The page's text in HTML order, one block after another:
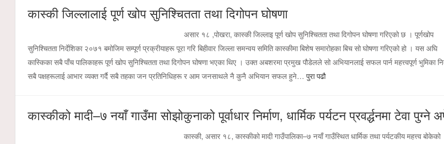
कास्की जिल्लालाई पूर्ण खोप सुनिश्चितता तथा दिगोपन घोषणा
असार १८ ,पोखरा, कास्की जिल्लाइ पूर्ण खोप सुनिश्चितता तथा दिगोपन घोषणा गरिएको छ । पूर्णखोप
सुनिश्चितता निर्देशिका २०७१ बमोजिम सम्पूर्ण प्रक्रीयाहरू पूरा गरि बिहीवार जिल्ला समन्वय समिति कास्कीमा बिशेष समारोहका बिच सो घोषणा गरिएको हो । यस अघि
कास्किका सबै पाँच पालिकाहरू पूर्ण खोप सुनिश्चितता तथा दिगोपन घोषणा भएका थिए । उक्त अबशरमा प्रमुख पौडेलले सो अभियानलाई सफल पार्न महत्त्वपूर्ण भुमिका
सबै पक्षहरूलाई आभार व्यक्त गर्दै सबै तहका जन प्रतिनिधिहरू र आम जनसाथले नै कुनै अभियान सफल हुने…पुरा पढौ
कास्कीको मादी–७ नयाँ गाउँमा सोझोकुनाको पूर्वाधार निर्माण, धार्मिक पर्यटन प्रवर्द्धनमा टेवा पुग्ने
कास्की, असार १८, कास्कीको मादी गाउँपालिका–७ नयाँ गाउँस्थित धार्मिक तथा पर्यटकीय महत्त्व बोकेको